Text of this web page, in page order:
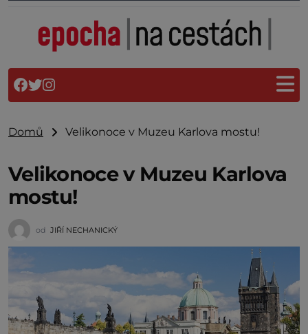
Domů Velikonoce v Muzeu Karlova mostu!
Velikonoce v Muzeu Karlova
mostu!
od JIŘÍ NECHANICKÝ